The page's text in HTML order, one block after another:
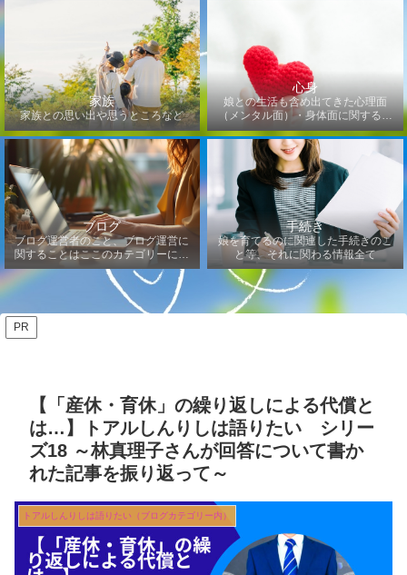
家族
家族との思い出や思うところなど
心身
娘との生活も含め出てきた心理面
（メンタル面）・身体面に関するこ
となど
ブログ
ブログ運営者のこと、ブログ運営に
関することはここのカテゴリーにな
ります
手続き
娘を育てるのに関連した手続きのこ
と等、それに関わる情報全て
PR
【「産休・育休」の繰り返しによる代償と
は…】トアルしんりしは語りたい シリー
ズ18 ～林真理子さんが回答について書か
れた記事を振り返って～
トアルしんりしは語りたい（ブログカテゴリー内）